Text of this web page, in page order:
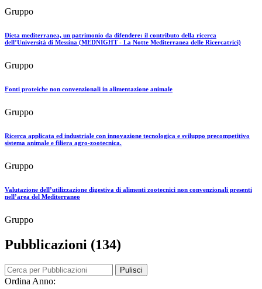
Gruppo
Dieta mediterranea, un patrimonio da difendere: il contributo della ricerca
dell’Università di Messina (MEDNIGHT - La Notte Mediterranea delle Ricercatrici)
Gruppo
Fonti proteiche non convenzionali in alimentazione animale
Gruppo
Ricerca applicata ed industriale con innovazione tecnologica e sviluppo precompetitivo
sistema animale e filiera agro-zootecnica.
Gruppo
Valutazione dell’utilizzazione digestiva di alimenti zootecnici non convenzionali presenti
nell’area del Mediterraneo
Gruppo
Pubblicazioni (134)
Pulisci
Ordina Anno: